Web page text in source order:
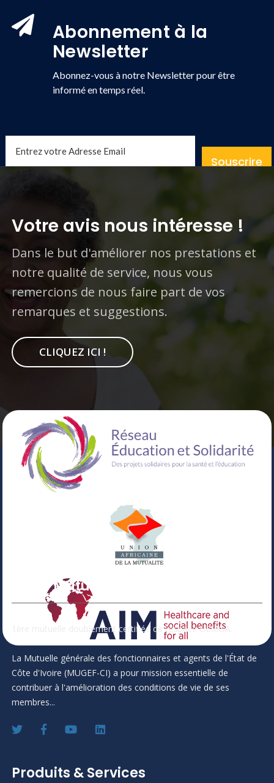
Abonnement à la
Newsletter
Abonnez-vous à notre Newsletter pour être
informé en temps réel.
Souscrire
Votre avis nous intéresse !
Dans le but d'améliorer nos prestations et
notre qualité de service, nous vous
remercions de nous faire part de vos
remarques et suggestions.
CLIQUEZ ICI !
Votre Mutuelle
1ère mutuelle doublement certifiée de l'espace UEMOA.
La Mutuelle générale des fonctionnaires et agents de l'État de
Côte d'Ivoire (MUGEF-CI) a pour mission essentielle de
contribuer à l'amélioration des conditions de vie de ses
membres...
Produits & Services